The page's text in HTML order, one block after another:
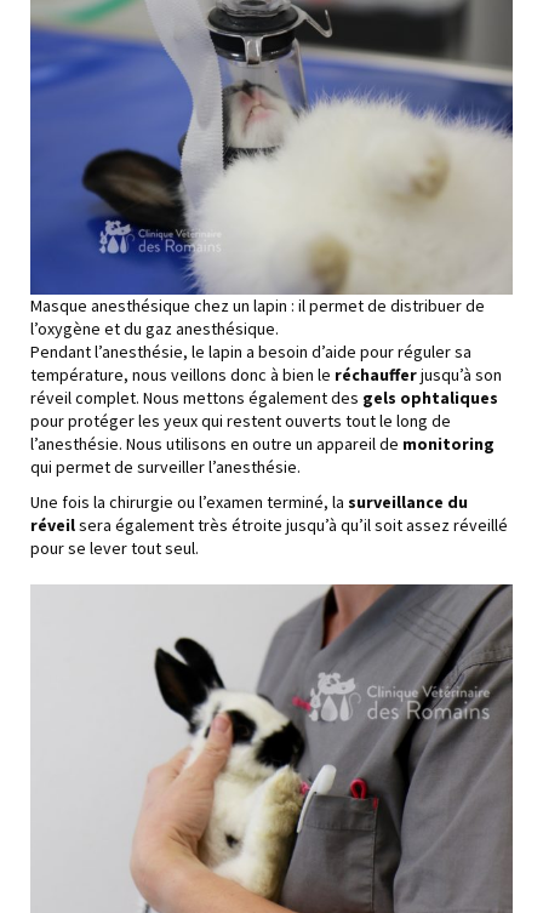
Masque anesthésique chez un lapin : il permet de distribuer de
l’oxygène et du gaz anesthésique.
Pendant l’anesthésie, le lapin a besoin d’aide pour réguler sa
température, nous veillons donc à bien le réchaufferjusqu’à son
réveil complet. Nous mettons également des gels ophtaliques
pour protéger les yeux qui restent ouverts tout le long de
l’anesthésie. Nous utilisons en outre un appareil de monitoring
qui permet de surveiller l’anesthésie.
Une fois la chirurgie ou l’examen terminé, la surveillance du
réveilsera également très étroite jusqu’à qu’il soit assez réveillé
pour se lever tout seul.